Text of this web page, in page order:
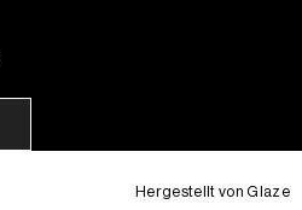
Hergestellt vonGlaze